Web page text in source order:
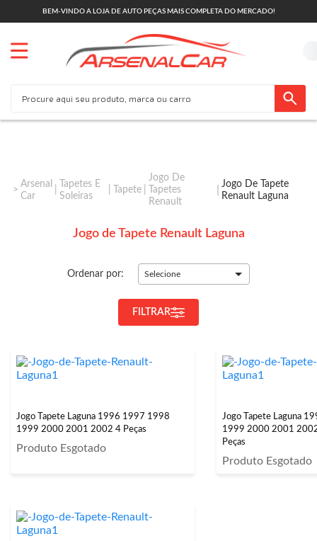
BEM-VINDO A LOJA DE AUTO PEÇAS MAIS COMPLETA DO MERCADO!
Arsenal
Car
Tapetes E
Soleiras
Tapete
Jogo De
Tapetes
Renault
Jogo De Tapete
Renault Laguna
Jogo de Tapete Renault Laguna
Ordenar por: Selecione
FILTRAR
Jogo Tapete Laguna 1996 1997 1998
1999 2000 2001 2002 4 Peças
Produto Esgotado
Jogo Tapete Laguna
1999 2000 2001
Peças
Produto Esgotado